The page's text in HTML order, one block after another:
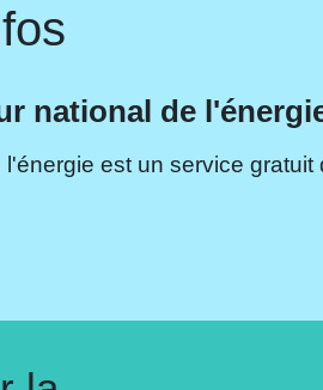
national de
est un service